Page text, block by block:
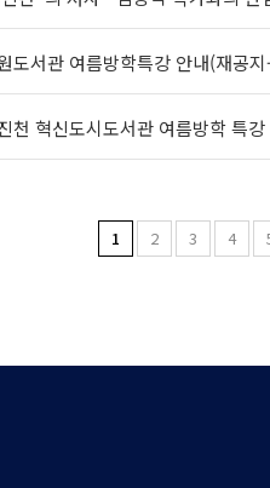
도서관 여름방학특강 안내(재공
천 혁신도시도서관 여름방학 특강
1 2 3 4